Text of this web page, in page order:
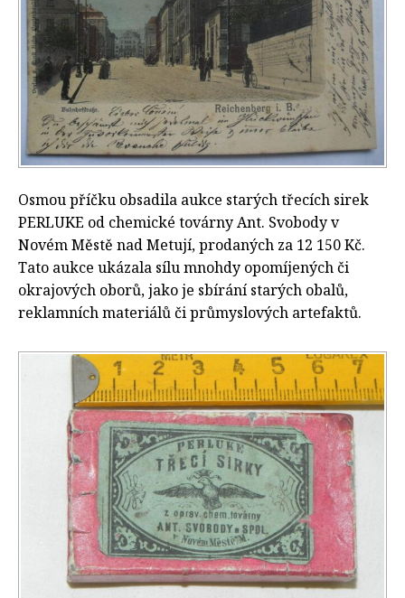
Osmou příčku obsadila aukce starých třecích sirek
PERLUKE od chemické továrny Ant. Svobody v
Novém Městě nad Metují, prodaných za 12 150 Kč.
Tato aukce ukázala sílu mnohdy opomíjených či
okrajových oborů, jako je sbírání starých obalů,
reklamních materiálů či průmyslových artefaktů.